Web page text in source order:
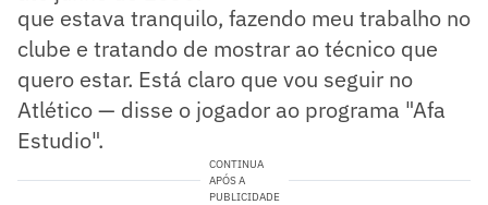
que estava tranquilo, fazendo meu trabalho no
clube e tratando de mostrar ao técnico que
quero estar. Está claro que vou seguir no
Atlético — disse o jogador ao programa "Afa
Estudio".
CONTINUA
APÓS A
PUBLICIDADE